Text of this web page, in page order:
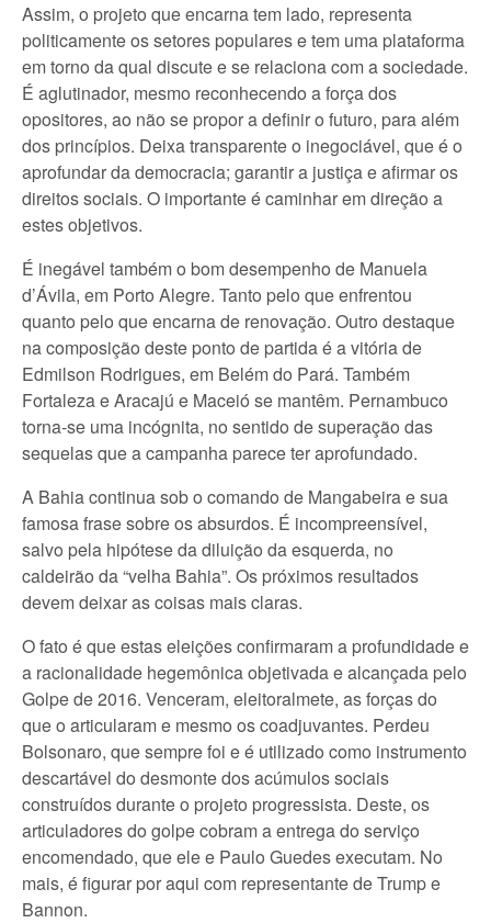
Assim, o projeto que encarna tem lado, representa
politicamente os setores populares e tem uma plataforma
em torno da qual discute e se relaciona com a sociedade.
É aglutinador, mesmo reconhecendo a força dos
opositores, ao não se propor a definir o futuro, para além
dos princípios. Deixa transparente o inegociável, que é o
aprofundar da democracia; garantir a justiça e afirmar os
direitos sociais. O importante é caminhar em direção a
estes objetivos.
É inegável também o bom desempenho de Manuela
d’Ávila, em Porto Alegre. Tanto pelo que enfrentou
quanto pelo que encarna de renovação. Outro destaque
na composição deste ponto de partida é a vitória de
Edmilson Rodrigues, em Belém do Pará. Também
Fortaleza e Aracajú e Maceió se mantêm. Pernambuco
torna-se uma incógnita, no sentido de superação das
sequelas que a campanha parece ter aprofundado.
A Bahia continua sob o comando de Mangabeira e sua
famosa frase sobre os absurdos. É incompreensível,
salvo pela hipótese da diluição da esquerda, no
caldeirão da “velha Bahia”. Os próximos resultados
devem deixar as coisas mais claras.
O fato é que estas eleições confirmaram a profundidade e
a racionalidade hegemônica objetivada e alcançada pelo
Golpe de 2016. Venceram, eleitoralmete, as forças do
que o articularam e mesmo os coadjuvantes. Perdeu
Bolsonaro, que sempre foi e é utilizado como instrumento
descartável do desmonte dos acúmulos sociais
construídos durante o projeto progressista. Deste, os
articuladores do golpe cobram a entrega do serviço
encomendado, que ele e Paulo Guedes executam. No
mais, é figurar por aqui com representante de Trump e
Bannon.